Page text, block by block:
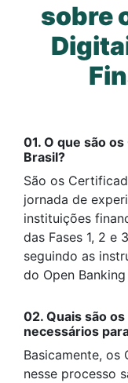
sobre
01. O que são
Brasil?
São os
jornada de
instituições
das Fases 1, 2 e
seguindo as
do Open Banking
02. Quais são
necessários
Basicamente, os
nesse processo